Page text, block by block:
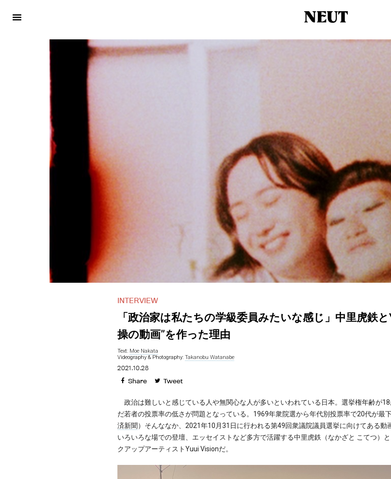
INTERVIEW
「政治家は私たちの学級委員みたいな感じ」中里虎鉄
操の動画”を作った理由
Text: Moe Nakata
Videography & Photography: Takanobu Watanabe
2021.10.28
Share Tweet
政治は難しいと感じている人や無関心な人が多いといわれている日本。選挙権年齢が
だ若者の投票率の低さが問題となっている。1969年衆院選から年代別投票率で20代が最
済新聞）そんななか、2021年10月31日に行われる第49回衆議院議員選挙に向けてある
いろいろな場での登壇、エッセイストなど多方で活躍する中里虎鉄（なかざと こてつ）
クアップアーティストYuui Visionだ。